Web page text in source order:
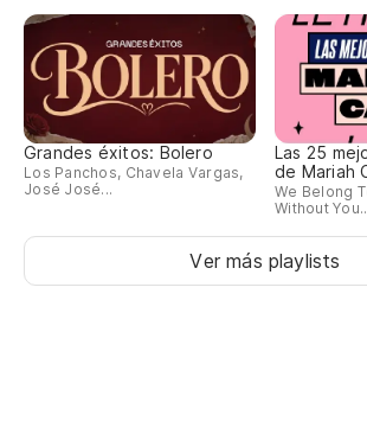
Grandes éxitos: Bolero
Los Panchos, Chavela Vargas,
José José...
Las 25
de Mariah
We Belong
Without
Ver más playlists